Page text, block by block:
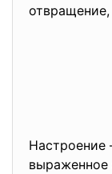
Настроение
выраженное